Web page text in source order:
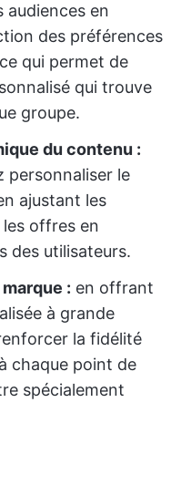
audiences en
des préférences
qui permet de
qui trouve
groupe.
du contenu :
personnaliser le
ajustant les
les offres en
des utilisateurs.
: en offrant
à grande
la fidélité
chaque point de
spécialement